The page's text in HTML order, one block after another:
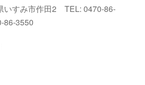
いすみ市作田2 TEL: 0470-86-
3550